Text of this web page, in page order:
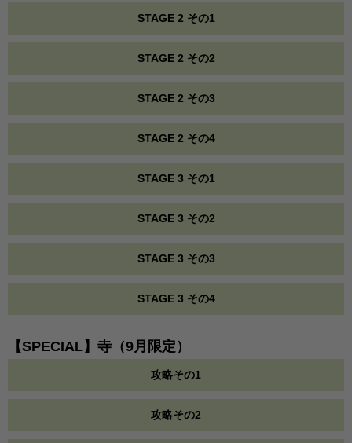
STAGE 2 その1
STAGE 2 その2
STAGE 2 その3
STAGE 2 その4
STAGE 3 その1
STAGE 3 その2
STAGE 3 その3
STAGE 3 その4
【SPECIAL】寺（9月限定）
攻略その1
攻略その2